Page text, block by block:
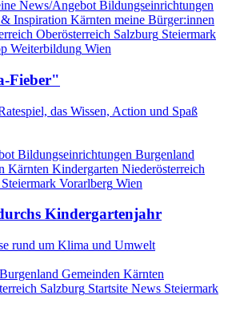
News/Angebot Bildungseinrichtungen
Inspiration Kärnten meine Bürger:innen
Oberösterreich Salzburg Steiermark
Weiterbildung Wien
Fieber"
das Wissen, Action und Spaß
Bildungseinrichtungen Burgenland
Kärnten Kindergarten Niederösterreich
Steiermark Vorarlberg Wien
Kindergartenjahr
rund um Klima und Umwelt
Burgenland Gemeinden Kärnten
Salzburg Startsite News Steiermark